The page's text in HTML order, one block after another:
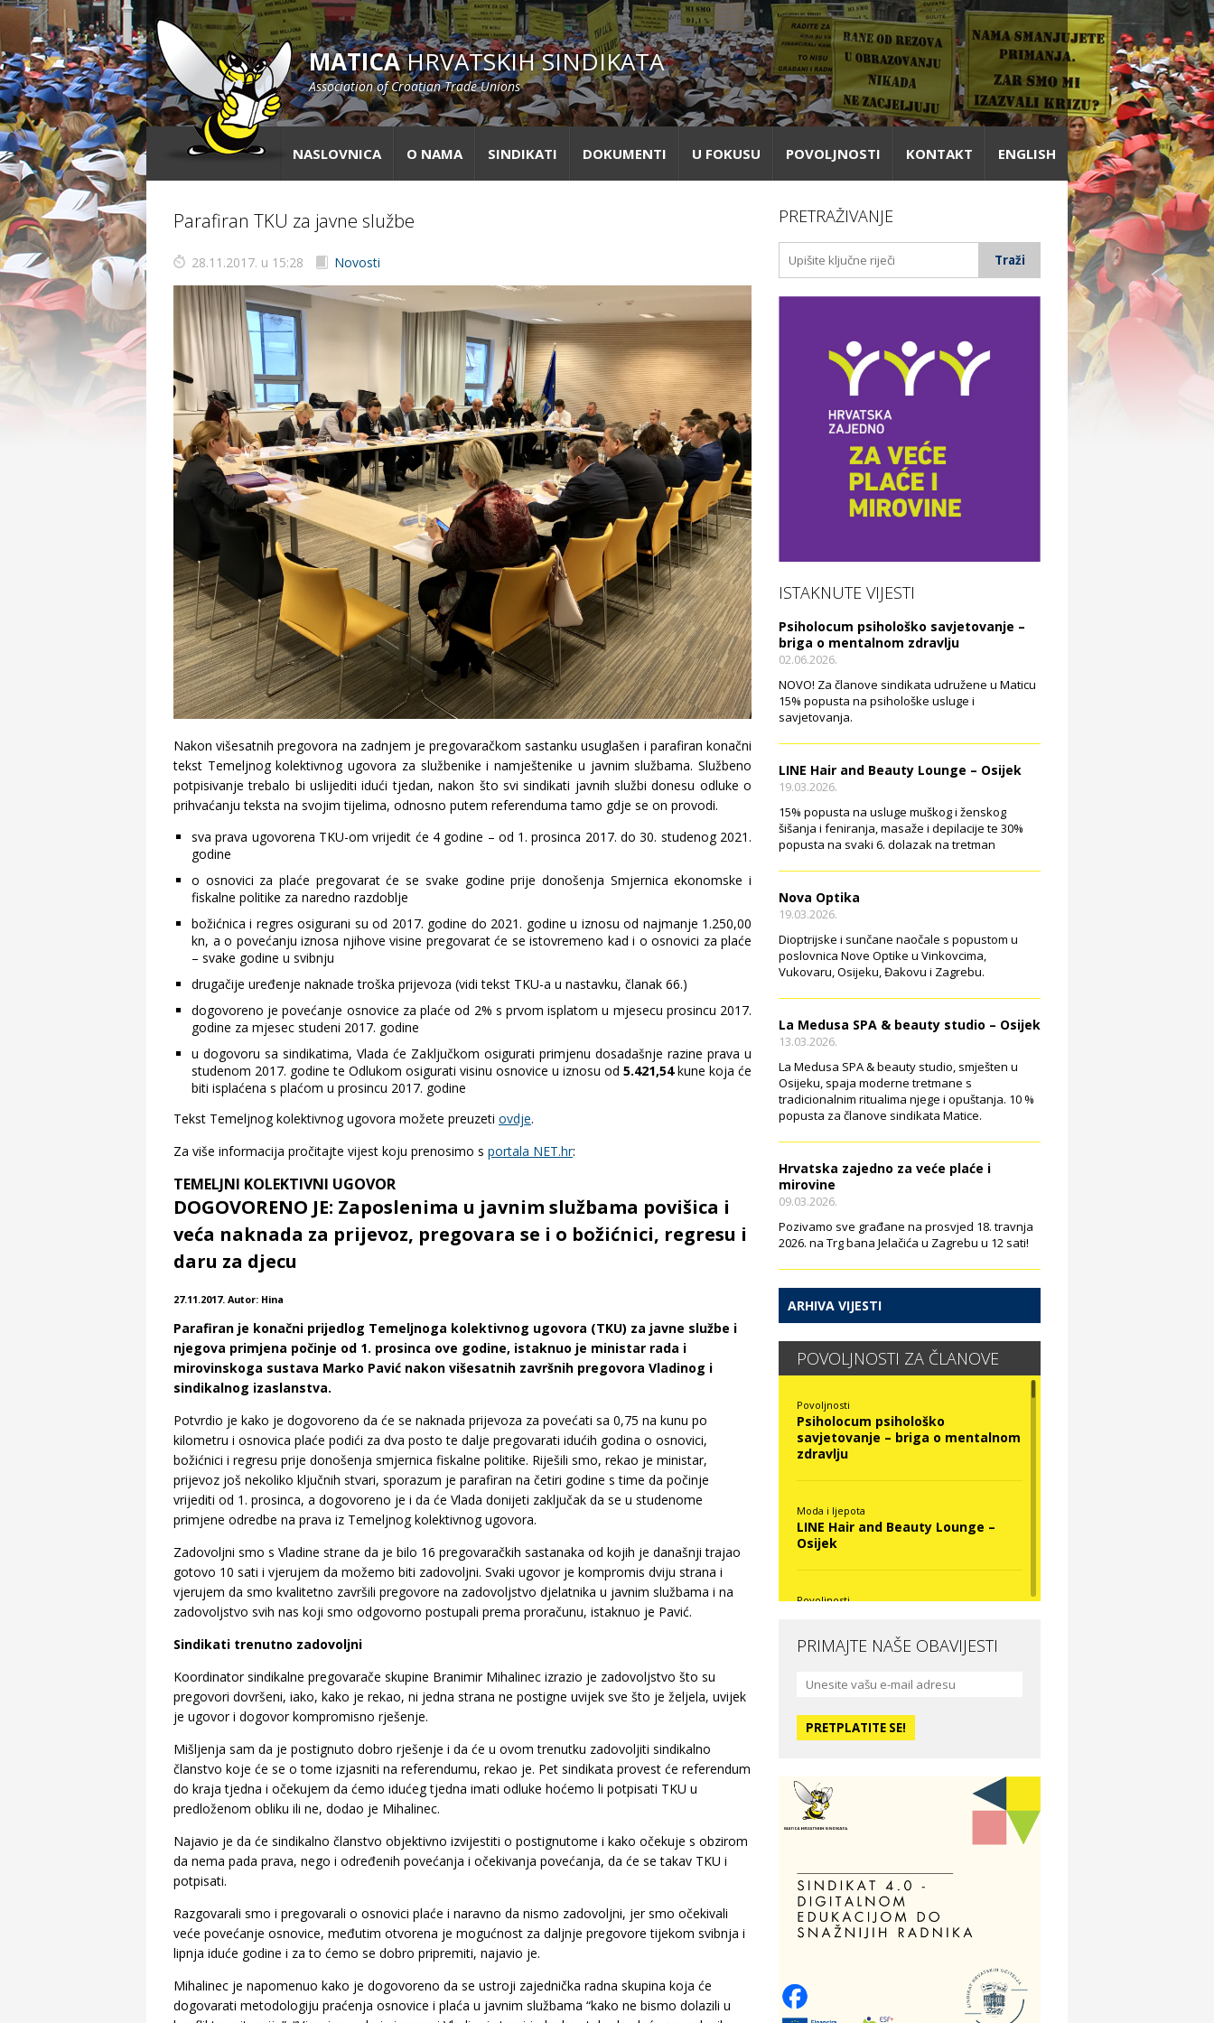
MATICAHRVATSKIH SINDIKATA
Association of Croatian Trade Unions
NASLOVNICA O NAMA SINDIKATI DOKUMENTI U FOKUSU POVOLJNOSTI KONTAKT ENGLISH
Parafiran TKU za javne službe
28.11.2017. u 15:28 Novosti
Nakon višesatnih pregovora na zadnjem je pregovaračkom sastanku usuglašen i parafiran konačni
tekst Temeljnog kolektivnog ugovora za službenike i namještenike u javnim službama. Službeno
potpisivanje trebalo bi uslijediti idući tjedan, nakon što svi sindikati javnih službi donesu odluke o
prihvaćanju teksta na svojim tijelima, odnosno putem referenduma tamo gdje se on provodi.
sva prava ugovorena TKU-om vrijedit će 4 godine – od 1. prosinca 2017. do 30. studenog 2021.
godine
o osnovici za plaće pregovarat će se svake godine prije donošenja Smjernica ekonomske i
fiskalne politike za naredno razdoblje
božićnica i regres osigurani su od 2017. godine do 2021. godine u iznosu od najmanje 1.250,00
kn, a o povećanju iznosa njihove visine pregovarat će se istovremeno kad i o osnovici za plaće
– svake godine u svibnju
drugačije uređenje naknade troška prijevoza (vidi tekst TKU-a u nastavku, članak 66.)
dogovoreno je povećanje osnovice za plaće od 2% s prvom isplatom u mjesecu prosincu 2017.
godine za mjesec studeni 2017. godine
u dogovoru sa sindikatima, Vlada će Zaključkom osigurati primjenu dosadašnje razine prava u
studenom 2017. godine te Odlukom osigurati visinu osnovice u iznosu od 5.421,54kune koja će
biti isplaćena s plaćom u prosincu 2017. godine
Tekst Temeljnog kolektivnog ugovora možete preuzeti ovdje.
Za više informacija pročitajte vijest koju prenosimo s portala NET.hr:
TEMELJNI KOLEKTIVNI UGOVOR
DOGOVORENO JE: Zaposlenima u javnim službama povišica i
veća naknada za prijevoz, pregovara se i o božićnici, regresu i
daru za djecu
27.11.2017. Autor: Hina
Parafiran je konačni prijedlog Temeljnoga kolektivnog ugovora (TKU) za javne službe i
njegova primjena počinje od 1. prosinca ove godine, istaknuo je ministar rada i
mirovinskoga sustava Marko Pavić nakon višesatnih završnih pregovora Vladinog i
sindikalnog izaslanstva.
Potvrdio je kako je dogovoreno da će se naknada prijevoza za povećati sa 0,75 na kunu po
kilometru i osnovica plaće podići za dva posto te dalje pregovarati idućih godina o osnovici,
božićnici i regresu prije donošenja smjernica fiskalne politike. Riješili smo, rekao je ministar,
prijevoz još nekoliko ključnih stvari, sporazum je parafiran na četiri godine s time da počinje
vrijediti od 1. prosinca, a dogovoreno je i da će Vlada donijeti zaključak da se u studenome
primjene odredbe na prava iz Temeljnog kolektivnog ugovora.
Zadovoljni smo s Vladine strane da je bilo 16 pregovaračkih sastanaka od kojih je današnji trajao
gotovo 10 sati i vjerujem da možemo biti zadovoljni. Svaki ugovor je kompromis dviju strana i
vjerujem da smo kvalitetno završili pregovore na zadovoljstvo djelatnika u javnim službama i na
zadovoljstvo svih nas koji smo odgovorno postupali prema proračunu, istaknuo je Pavić.
Sindikati trenutno zadovoljni
Koordinator sindikalne pregovarače skupine Branimir Mihalinec izrazio je zadovoljstvo što su
pregovori dovršeni, iako, kako je rekao, ni jedna strana ne postigne uvijek sve što je željela, uvijek
je ugovor i dogovor kompromisno rješenje.
Mišljenja sam da je postignuto dobro rješenje i da će u ovom trenutku zadovoljiti sindikalno
članstvo koje će se o tome izjasniti na referendumu, rekao je. Pet sindikata provest će referendum
do kraja tjedna i očekujem da ćemo idućeg tjedna imati odluke hoćemo li potpisati TKU u
predloženom obliku ili ne, dodao je Mihalinec.
Najavio je da će sindikalno članstvo objektivno izvijestiti o postignutome i kako očekuje s obzirom
da nema pada prava, nego i određenih povećanja i očekivanja povećanja, da će se takav TKU i
potpisati.
Razgovarali smo i pregovarali o osnovici plaće i naravno da nismo zadovoljni, jer smo očekivali
veće povećanje osnovice, međutim otvorena je mogućnost za daljnje pregovore tijekom svibnja i
lipnja iduće godine i za to ćemo se dobro pripremiti, najavio je.
Mihalinec je napomenuo kako je dogovoreno da se ustroji zajednička radna skupina koja će
dogovarati metodologiju praćenja osnovice i plaća u javnim službama “kako ne bismo dolazili u
PRETRAŽIVANJE
ISTAKNUTE VIJESTI
Psiholocum psihološko savjetovanje –
briga o mentalnom zdravlju
02.06.2026.
NOVO! Za članove sindikata udružene u Maticu
15% popusta na psihološke usluge i
savjetovanja.
LINE Hair and Beauty Lounge – Osijek
19.03.2026.
15% popusta na usluge muškog i ženskog
šišanja i feniranja, masaže i depilacije te 30%
popusta na svaki 6. dolazak na tretman
Nova Optika
19.03.2026.
Dioptrijske i sunčane naočale s popustom u
poslovnica Nove Optike u Vinkovcima,
Vukovaru, Osijeku, Đakovu i Zagrebu.
La Medusa SPA & beauty studio – Osijek
13.03.2026.
La Medusa SPA & beauty studio, smješten u
Osijeku, spaja moderne tretmane s
tradicionalnim ritualima njege i opuštanja. 10 %
popusta za članove sindikata Matice.
Hrvatska zajedno za veće plaće i
mirovine
09.03.2026.
Pozivamo sve građane na prosvjed 18. travnja
2026. na Trg bana Jelačića u Zagrebu u 12 sati!
ARHIVA VIJESTI
POVOLJNOSTI ZA ČLANOVE
Povoljnosti
Psiholocum psihološko
savjetovanje – briga o mentalnom
zdravlju
Moda i ljepota
LINE Hair and Beauty Lounge –
Osijek
Povoljnosti
La Medusa SPA & beauty studio –
Hotel Vila Ružica Crikvenica
Odmor
Villa Baranja – popust na smještaj
Povoljnosti
Optika Adrialeće – online i fizičke
optike
PRIMAJTE NAŠE OBAVIJESTI